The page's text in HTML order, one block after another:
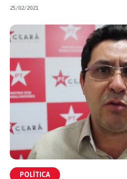
25/02/2021
POLÍTICA